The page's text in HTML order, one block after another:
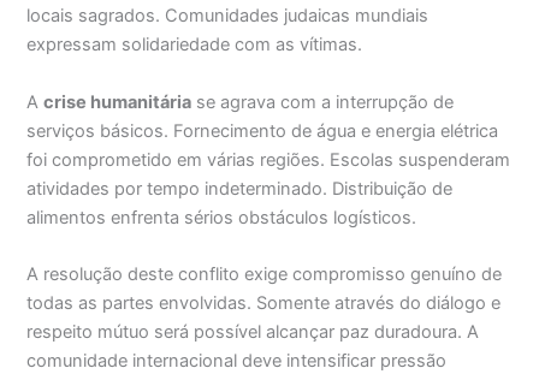
locais sagrados. Comunidades judaicas mundiais
expressam solidariedade com as vítimas.
Acrise humanitária se agrava com a interrupção de
serviços básicos. Fornecimento de água e energia elétrica
foi comprometido em várias regiões. Escolas suspenderam
atividades por tempo indeterminado. Distribuição de
alimentos enfrenta sérios obstáculos logísticos.
A resolução deste conflito exige compromisso genuíno de
todas as partes envolvidas. Somente através do diálogo e
respeito mútuo será possível alcançar paz duradoura. A
comunidade internacional deve intensificar pressão